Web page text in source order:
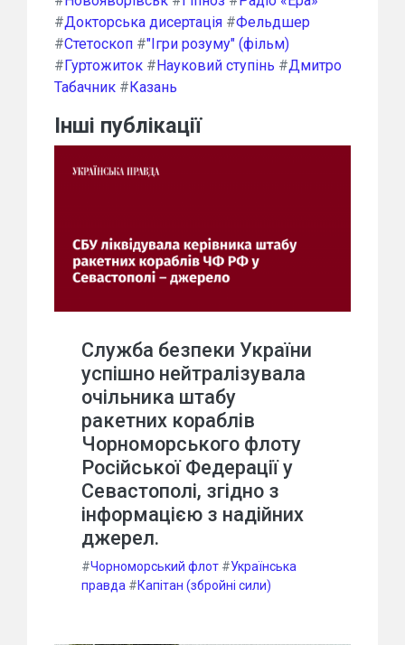
#Докторська дисертація #Фельдшер
#Стетоскоп #"Ігри розуму" (фільм)
#Гуртожиток #Науковий ступінь #Дмитро
Табачник #Казань
Інші публікації
Служба безпеки України
успішно нейтралізувала
очільника штабу
ракетних кораблів
Чорноморського флоту
Російської Федерації у
Севастополі, згідно з
інформацією з надійних
джерел.
#Чорноморський флот #Українська
правда #Капітан (збройні сили)